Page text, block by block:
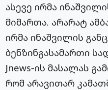
ასევე ირმა
მიმართა. არარატ
ირმა ინაშვილის
ბენზინგასამართი
Jnews-ის მასალას
რომ არავითარ